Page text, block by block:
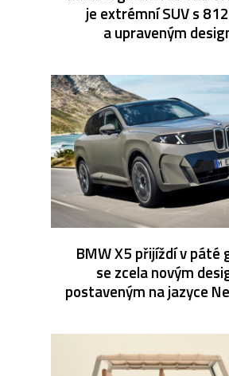
je extrémní SUV s
a upraveným
BMW X5 přijíždí v páté
se zcela novým
postaveným na jazyce